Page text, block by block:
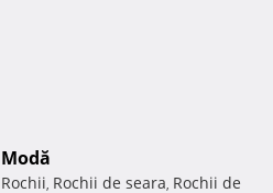
Modă
Rochii, Rochii de seara, Rochii de